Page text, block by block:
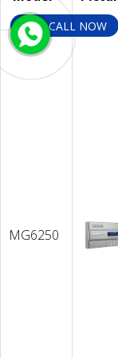
MG6250
________CALL NOW